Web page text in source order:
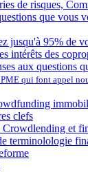
de risques,
que vous
jusqu'à 95% de
intérêts des
aux questions
qui font appel
clefs
et
terminolologie